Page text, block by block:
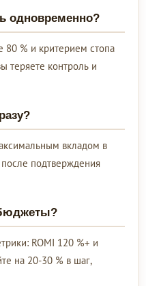
одновременно?
% и критерием стопа
теряете контроль и
вкладом в
подтверждения
ROMI 120 %+ и
на 20-30 % в шаг,